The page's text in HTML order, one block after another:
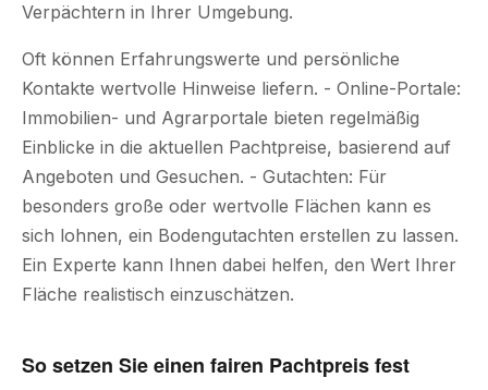
Verpächtern in Ihrer Umgebung.
Oft können Erfahrungswerte und persönliche
Kontakte wertvolle Hinweise liefern. - Online-Portale:
Immobilien- und Agrarportale bieten regelmäßig
Einblicke in die aktuellen Pachtpreise, basierend auf
Angeboten und Gesuchen. - Gutachten: Für
besonders große oder wertvolle Flächen kann es
sich lohnen, ein Bodengutachten erstellen zu lassen.
Ein Experte kann Ihnen dabei helfen, den Wert Ihrer
Fläche realistisch einzuschätzen.
So setzen Sie einen fairen Pachtpreis fest